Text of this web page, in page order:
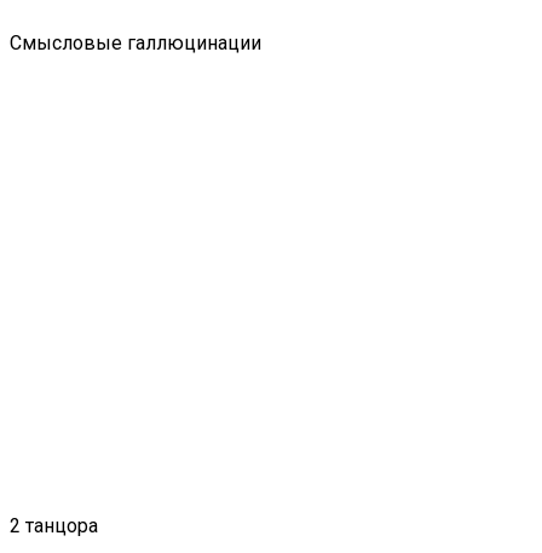
Смысловые галлюцинации
2 танцора